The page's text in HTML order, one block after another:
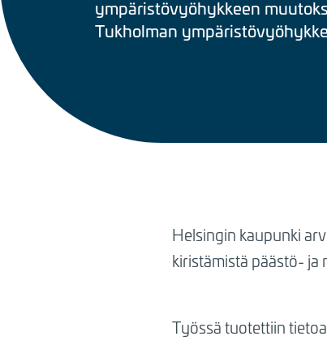
ympäristövyöhykkeen
Tukholman
Helsingin kaupunki
kiristämistä päästö- ja
Työssä tuotettiin